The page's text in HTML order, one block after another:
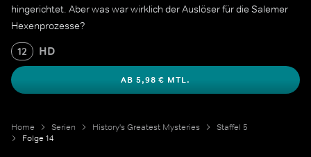
hingerichtet. Aber was war wirklich der Auslöser für die Salemer
Hexenprozesse?
12 HD
AB 5,98 € MTL.
Home Serien History's Greatest Mysteries
Staffel 5
Folge 14